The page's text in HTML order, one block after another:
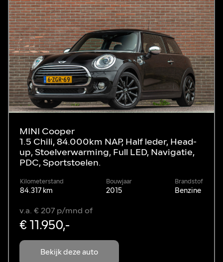
MINI Cooper
1.5 Chili, 84.000km NAP, Half leder, Head-
up, Stoelverwarming, Full LED, Navigatie,
PDC, Sportstoelen.
Kilometerstand
84.317 km
Bouwjaar
2015
Brandstof
Benzine
Bekijk deze auto
v.a. € 207 p/mnd of
€ 11.950,-